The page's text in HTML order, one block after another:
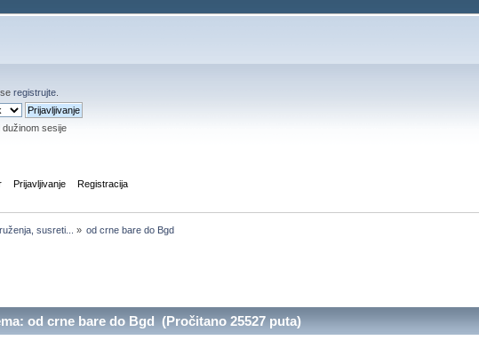
registrujte
dužinom sesije
Prijavljivanje Registracija
susreti... » od crne bare do Bgd
od crne bare do Bgd (Pročitano 25527 puta)